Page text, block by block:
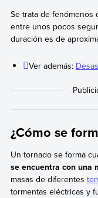
Se trata de fenómenos
entre unos pocos
duración es de
Ver además:
¿Cómo se
Un tornado se forma
se encuentra con una
masas de diferentes
tormentas eléctricas y